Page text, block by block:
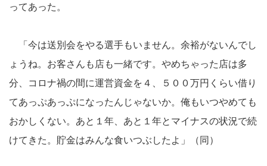
ってあった。
「今は送別会をやる選手もいません。余裕がないんでし
ょうね。お客さんも店も一緒です。やめちゃった店は多
分、コロナ禍の間に運営資金を４、５００万円くらい借り
てあっぷあっぷになったんじゃないか。俺もいつやめても
おかしくない。あと１年、あと１年とマイナスの状況で続
けてきた。貯金はみんな食いつぶしたよ」（同）